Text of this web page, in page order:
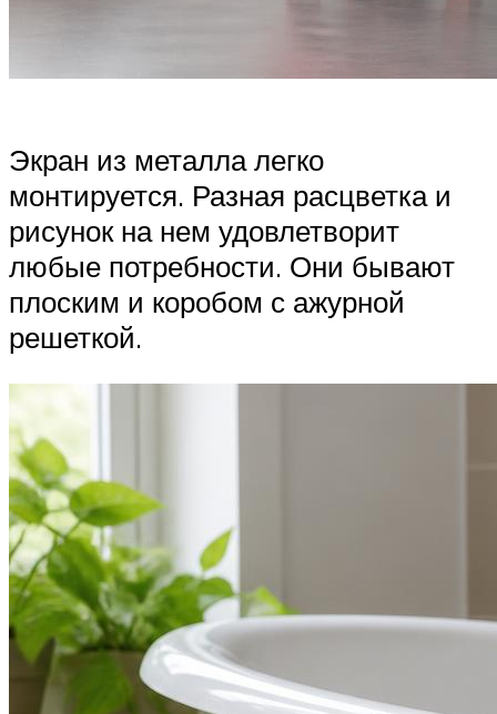
Экран из металла легко
монтируется. Разная расцветка и
рисунок на нем удовлетворит
любые потребности. Они бывают
плоским и коробом с ажурной
решеткой.